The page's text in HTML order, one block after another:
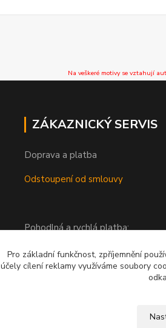
Na veškeré motivy se vztahují
ZÁKAZNICKÝ SERVIS
Doprava a platba
Odstoupení od smlouvy
Pohodlná a rychlá platba:
Pro základní funkčnost, zpříjemnění
účely cílení reklamy využíváme soubory